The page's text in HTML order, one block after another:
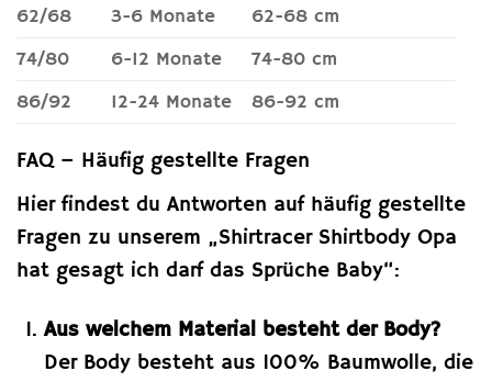
62/68 3-6 Monate
62-68 cm
74/80
6-12 Monate
74-80 cm
86/92
12-24 Monate 86-92 cm
FAQ – Häufig gestellte Fragen
Hier findest du Antworten auf häufig gestellte
Fragen zu unserem „Shirtracer Shirtbody Opa
hat gesagt ich darf das Sprüche Baby“:
Aus welchem Material besteht der Body?
Der Body besteht aus 100% Baumwolle, die